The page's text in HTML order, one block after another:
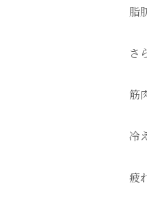
脂
さ
筋
冷
疲